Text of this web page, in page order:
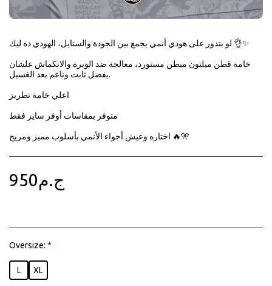
لو بتدور على هودي أنمي يجمع بين الجودة والستايل، الهودي ده ليك 👌✨
خامة قطن ميلتون مبطن مستورد، معالجة ضد الوبرة والانكماش علشان
يفضل ثابت وناعم بعد الغسيل.
اعلي خامة تطريز
متوفر بمقاسات أوفر سايز فقط
اختاره وعيش أجواء الأنمي بأسلوب مميز ومريح 🔥🎌
ج.م950
Oversize: *
L XL